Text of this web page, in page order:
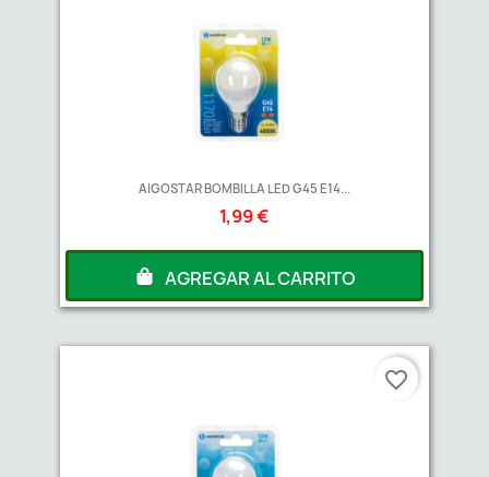
AIGOSTAR BOMBILLA LED G45 E14...
1,99 €
AGREGAR AL CARRITO
favorite_border